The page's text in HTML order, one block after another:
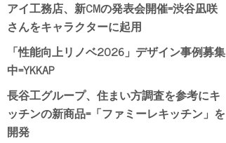
アイ工務店、新CMの発表会開催=渋谷凪咲
さんをキャラクターに起用
「性能向上リノベ2026」デザイン事例募集
中=YKKAP
長谷工グループ、住まい方調査を参考にキ
ッチンの新商品=「ファミーレキッチン」を
開発